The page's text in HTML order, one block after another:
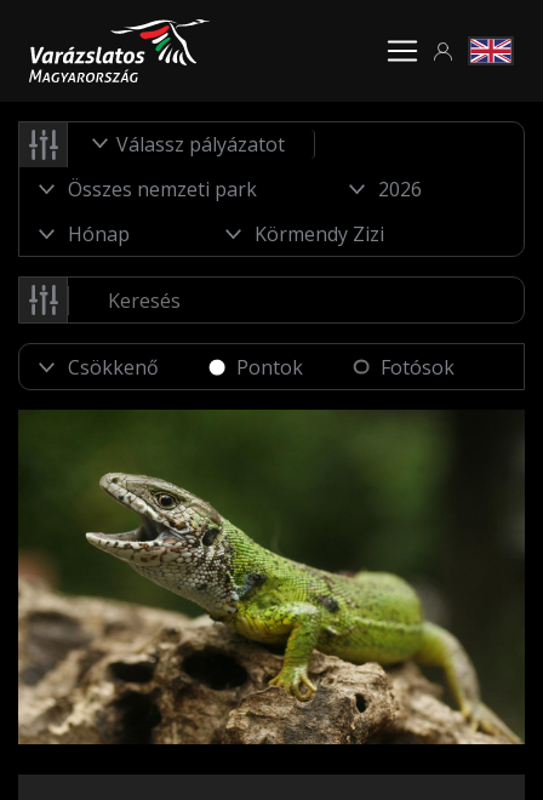
Válassz pályázatot
Pontok Fotósok